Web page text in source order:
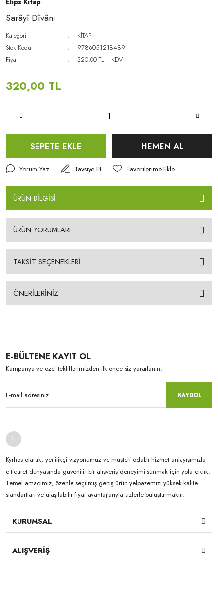
Elips Kitap
Sarâyî Dîvânı
Kategori
KİTAP
Stok Kodu
9786051218489
Fiyat
320,00 TL + KDV
320,00 TL
SEPETE EKLE HEMEN AL
Yorum Yaz Tavsiye Et
ÜRÜN BİLGİSİ
ÜRÜN YORUMLARI
TAKSİT SEÇENEKLERİ
ÖNERİLERİNİZ
E-BÜLTENE KAYIT OL
Kampanya ve özel tekliflerimizden ilk önce siz yararlanın.
KAYDOL
Kyrhos olarak, yenilikçi vizyonumuz ve müşteri odaklı hizmet anlayışımızla
e-ticaret dünyasında güvenilir bir alışveriş deneyimi sunmak için yola çıktık.
Temel amacımız, özenle seçilmiş geniş ürün yelpazemizi yüksek kalite
standartları ve ulaşılabilir fiyat avantajlarıyla sizlerle buluşturmaktır.
KURUMSAL
ALIŞVERİŞ